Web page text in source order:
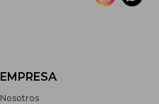
EMPRESA
Nosotros